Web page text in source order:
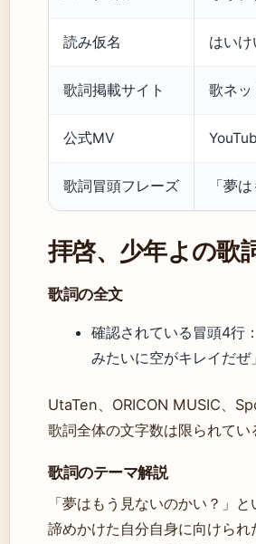
読み仮名 はい
歌詞掲載サイト 歌ネッ
公式MV
歌詞冒頭フレーズ 「夢
拝啓、少年よの歌
歌詞の全文
確認されている冒頭4行
みたいに空がキレイだ
UtaTen、ORICON MUSIC、
歌詞全体の文字数は限られて
歌詞のテーマ解説
「夢はもう見ないのかい？」と
諦めかけた自分自身に向けら